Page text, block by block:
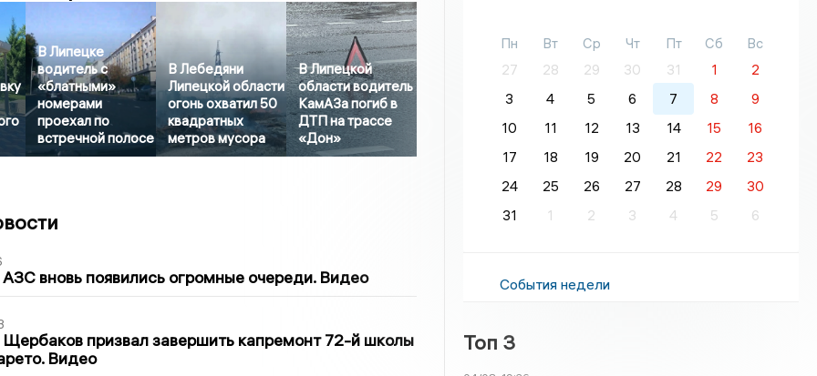
В Липецке
водитель с
«блатными»
номерами
проехал по
встречной полосе
В Лебедяни
Липецкой области
огонь охватил 50
квадратных
метров мусора
В Липецкой
области водитель
КамАЗа погиб в
ДТП на трассе
«Дон»
вновь появились огромные очереди. Видео
призвал завершить капремонт 72-й школы
Видео
Пн Вт Ср Чт Пт Сб
Вс
27
28 29 30 31 1
2
3
4 5 6 7 8
9
10
11 12 13 14 15
16
17
18 19 20 21 22
23
24
25 26 27 28 29
30
31
1 2 3 4 5 6
События недели
Топ 3